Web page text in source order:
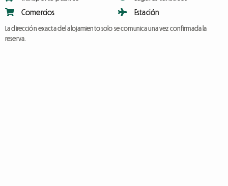
Comercios
Estación
La dirección exacta del alojamiento solo se comunica una vez confirmada la
reserva.